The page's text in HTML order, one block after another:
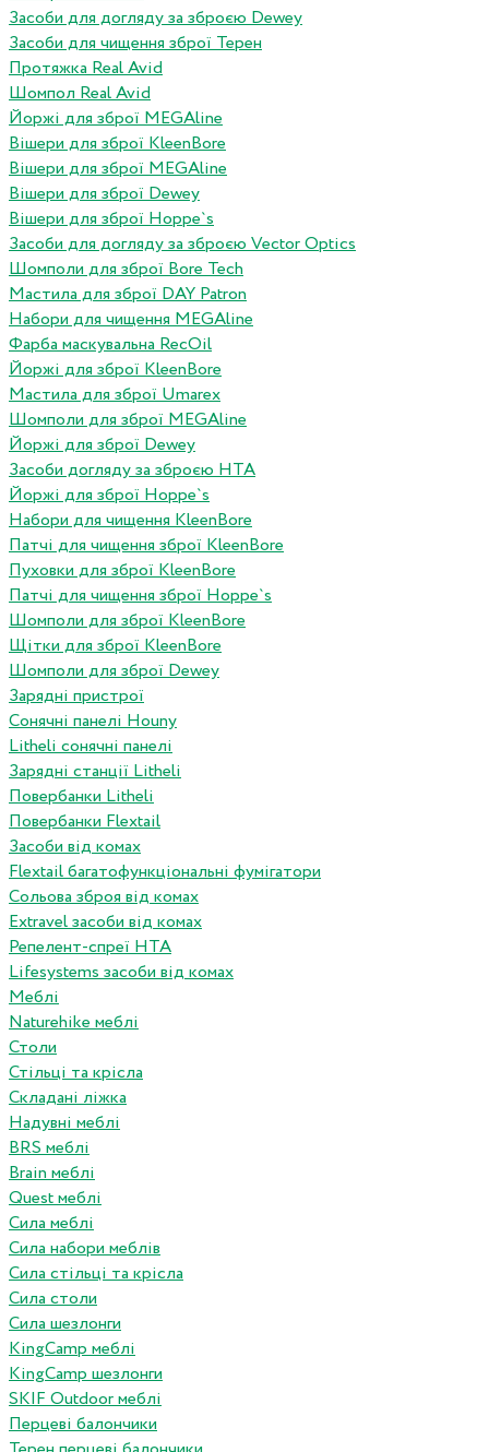
Засоби для догляду за зброєю Dewey
Засоби для чищення зброї Терен
Протяжка Real Avid
Шомпол Real Avid
Йоржі для зброї MEGAline
Вішери для зброї KleenBore
Вішери для зброї MEGAline
Вішери для зброї Dewey
Вішери для зброї Hoppe`s
Засоби для догляду за зброєю Vector Optics
Шомполи для зброї Bore Tech
Мастила для зброї DAY Patron
Набори для чищення MEGAline
Фарба маскувальна RecOil
Йоржі для зброї KleenBore
Мастила для зброї Umarex
Шомполи для зброї MEGAline
Йоржі для зброї Dewey
Засоби догляду за зброєю HTA
Йоржі для зброї Hoppe`s
Набори для чищення KleenBore
Патчі для чищення зброї KleenBore
Пуховки для зброї KleenBore
Патчі для чищення зброї Hoppe`s
Шомполи для зброї KleenBore
Щітки для зброї KleenBore
Шомполи для зброї Dewey
Зарядні пристрої
Сонячні панелі Houny
Litheli сонячні панелі
Зарядні станції Litheli
Повербанки Litheli
Повербанки Flextail
Засоби від комах
Flextail багатофункціональні фумігатори
Сольова зброя від комах
Extravel засоби від комах
Репелент-спреї HTA
Lifesystems засоби від комах
Меблі
Naturehike меблі
Столи
Стільці та крісла
Складані ліжка
Надувні меблі
BRS меблі
Brain меблі
Quest меблі
Сила меблі
Сила набори меблів
Сила стільці та крісла
Сила столи
Сила шезлонги
KingCamp меблі
KingCamp шезлонги
SKIF Outdoor меблі
Перцеві балончики